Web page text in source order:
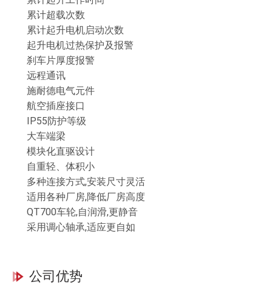
累计超载次数
累计起升电机启动次数
起升电机过热保护及报警
刹车片厚度报警
远程通讯
施耐德电气元件
航空插座接口
IP55防护等级
大车端梁
模块化直驱设计
自重轻、体积小
多种连接方式,安装尺寸灵活
适用各种厂房,降低厂房高度
QT700车轮,自润滑,更静音
采用调心轴承,适应更自如
公司优势